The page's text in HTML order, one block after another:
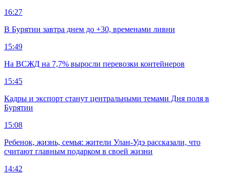
16:27
В Бурятии завтра днем до +30, временами ливни
15:49
На ВСЖД на 7,7% выросли перевозки контейнеров
15:45
Кадры и экспорт станут центральными темами Дня поля в
Бурятии
15:08
Ребенок, жизнь, семья: жители Улан-Удэ рассказали, что
считают главным подарком в своей жизни
14:42